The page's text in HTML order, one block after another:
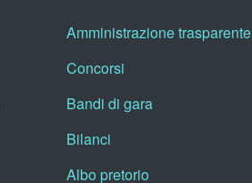
Amministrazione trasparente
Concorsi
Bandi di gara
Bilanci
Albo pretorio